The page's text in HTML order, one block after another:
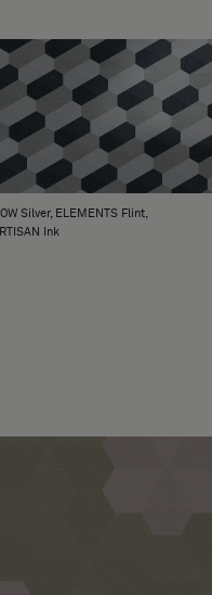
Silver, ELEMENTS Flint,
Ink